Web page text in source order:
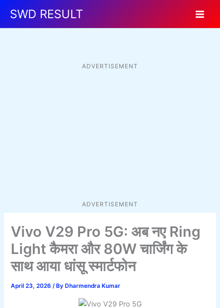
content
SWD RESULT
ADVERTISEMENT
ADVERTISEMENT
Vivo V29 Pro 5G: अब नए Ring
Light कैमरा और 80W चार्जिंग के
साथ आया धांसू स्मार्टफोन
April 23, 2026/ By Dharmendra Kumar